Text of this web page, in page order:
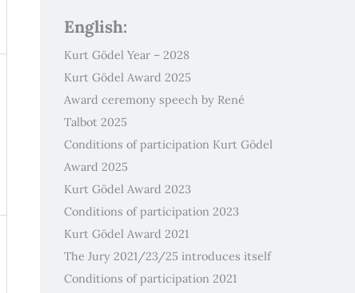
English:
Kurt Gödel Year – 2028
Kurt Gödel Award 2025
Award ceremony speech by René
Talbot 2025
Conditions of participation Kurt Gödel
Award 2025
Kurt Gödel Award 2023
Conditions of participation 2023
Kurt Gödel Award 2021
The Jury 2021/23/25 introduces itself
Conditions of participation 2021